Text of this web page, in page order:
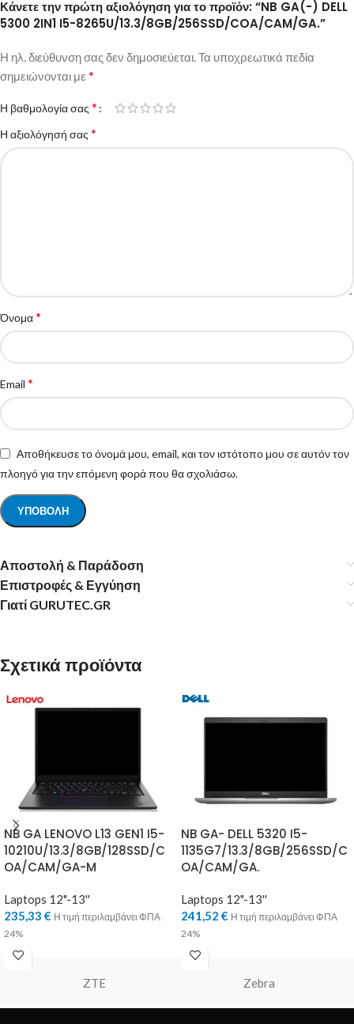
Κάνετε την πρώτη αξιολόγηση για το προϊόν: “NB GA(-) DELL
5300 2IN1 I5-8265U/13.3/8GB/256SSD/COA/CAM/GA.”
Η ηλ. διεύθυνση σας δεν δημοσιεύεται.Τα υποχρεωτικά πεδία
σημειώνονται με *
Η βαθμολογία σας *
Η αξιολόγησή σας *
Όνομα*
Email *
Αποθήκευσε το όνομά μου, email, και τον ιστότοπο μου σε αυτόν τον
πλοηγό για την επόμενη φορά που θα σχολιάσω.
Αποστολή & Παράδοση
Επιστροφές & Εγγύηση
Γιατί GURUTEC.GR
Σχετικά προϊόντα
NB GA LENOVO L13 GEN1 I5-
10210U/13.3/8GB/128SSD/C
OA/CAM/GA-M
Laptops 12"-13''
235,33 € Η τιμή περιλαμβάνει ΦΠΑ
24%
NB GA- DELL 5320 I5-
1135G7/13.3/8GB/256SSD/C
OA/CAM/GA.
Laptops 12"-13''
241,52 € Η τιμή περιλαμβάνει ΦΠΑ
24%
ZTE Zebra